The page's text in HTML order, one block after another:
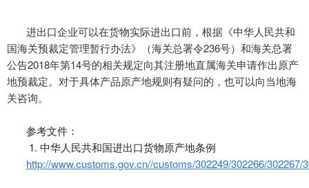
进出口企业可以在货物实际进出口前，根据《中华人民共和
国海关预裁定管理暂行办法》（海关总署令236号）和海关总署
公告2018年第14号的相关规定向其注册地直属海关申请作出原产
地预裁定。对于具体产品原产地规则有疑问的，也可以向当地海
关咨询。
参考文件：
1. 中华人民共和国进出口货物原产地条例
http://www.customs.gov.cn//customs/302249/302266/302267/